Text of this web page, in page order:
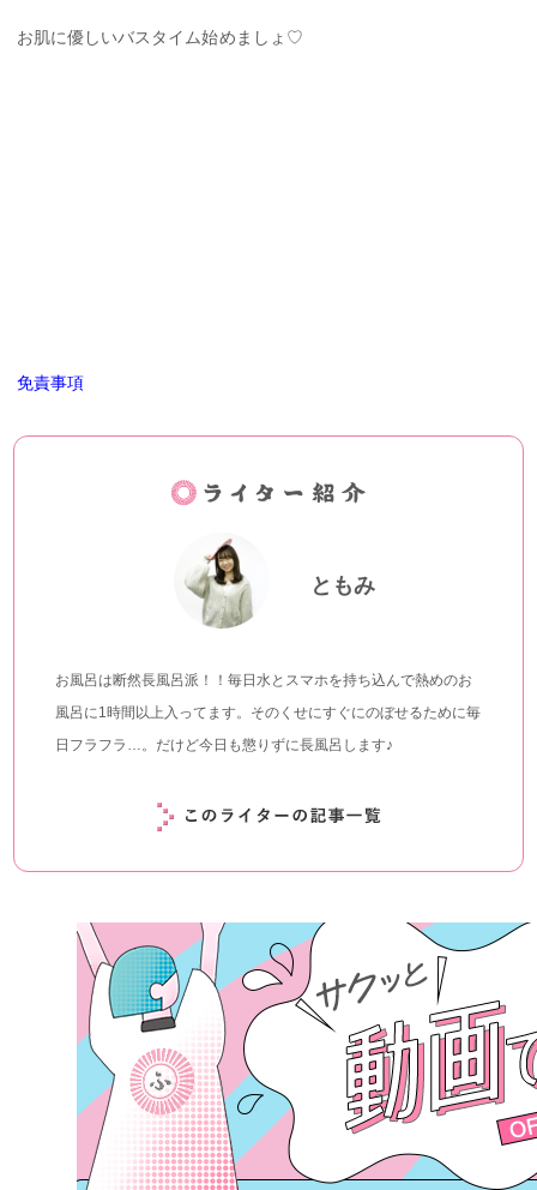
お肌に優しいバスタイム始めましょ♡
免責事項
ともみ
お風呂は断然長風呂派！！毎日水とスマホを持ち込んで熱めのお
風呂に1時間以上入ってます。そのくせにすぐにのぼせるために毎
日フラフラ…。だけど今日も懲りずに長風呂します♪